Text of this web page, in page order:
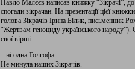
Павло Малєєв написав книжку “Зікрачі”,
спогади зікрачан. На презентації цієї
голова Зікрачів Ірина Білик, письменник
“Жертвам геноциду українського
свої вірші:
...ні одна Голгофа
Не минула наших Зікрачів.